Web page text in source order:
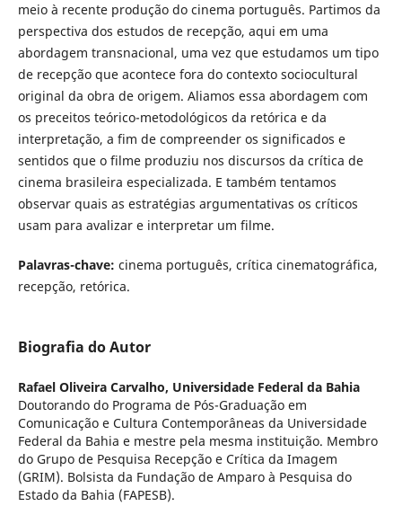
meio à recente produção do cinema português. Partimos da
perspectiva dos estudos de recepção, aqui em uma
abordagem transnacional, uma vez que estudamos um tipo
de recepção que acontece fora do contexto sociocultural
original da obra de origem. Aliamos essa abordagem com
os preceitos teórico-metodológicos da retórica e da
interpretação, a fim de compreender os significados e
sentidos que o filme produziu nos discursos da crítica de
cinema brasileira especializada. E também tentamos
observar quais as estratégias argumentativas os críticos
usam para avalizar e interpretar um filme.
Palavras-chave: cinema português, crítica cinematográfica,
recepção, retórica.
Biografia do Autor
Rafael Oliveira Carvalho, Universidade Federal da Bahia
Doutorando do Programa de Pós-Graduação em
Comunicação e Cultura Contemporâneas da Universidade
Federal da Bahia e mestre pela mesma instituição. Membro
do Grupo de Pesquisa Recepção e Crítica da Imagem
(GRIM). Bolsista da Fundação de Amparo à Pesquisa do
Estado da Bahia (FAPESB).